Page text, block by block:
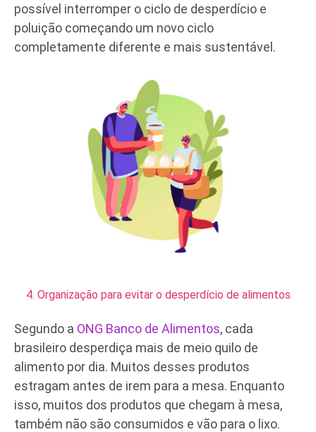
possível interromper o ciclo de desperdício e
poluição começando um novo ciclo
completamente diferente e mais sustentável.
4. Organização para evitar o desperdício de alimentos
Segundo a ONG Banco de Alimentos, cada
brasileiro desperdiça mais de meio quilo de
alimento por dia. Muitos desses produtos
estragam antes de irem para a mesa. Enquanto
isso, muitos dos produtos que chegam à mesa,
também não são consumidos e vão para o lixo.